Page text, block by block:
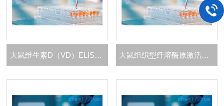
大鼠维生素D（VD）ELISA 试剂盒 大鼠组织型纤溶酶原激活剂（t-PA） ELISA 试剂盒